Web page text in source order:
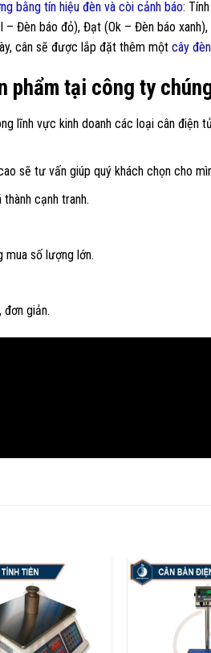
bằng tín hiệu đèn và còi cảnh báo:
Đèn báo đỏ), Đạt (Ok – Đèn báo
cân sẽ được lắp đặt thêm một cây
phẩm tại công ty
lĩnh vực kinh doanh các loại cân điện
sẽ tư vấn giúp quý khách chọn cho
cạnh tranh.
mua số lượng lớn.
đơn giản.